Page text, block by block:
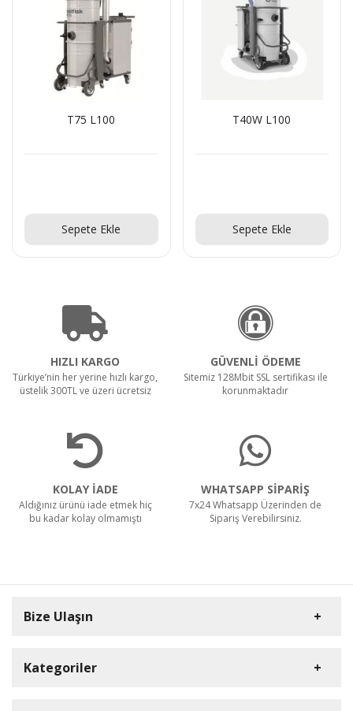
T75 L100
Sepete Ekle
T40W L100
Sepete Ekle
HIZLI KARGO
Türkiye’nin her yerine hızlı kargo,
üstelik 300TL ve üzeri ücretsiz
GÜVENLİ ÖDEME
Sitemiz 128Mbit SSL sertifikası ile
korunmaktadır
KOLAY İADE
Aldığınız ürünü iade etmek hiç
bu kadar kolay olmamıştı
WHATSAPP SİPARİŞ
7x24 Whatsapp Üzerinden de
Sipariş Verebilirsiniz.
Bize Ulaşın
Kategoriler